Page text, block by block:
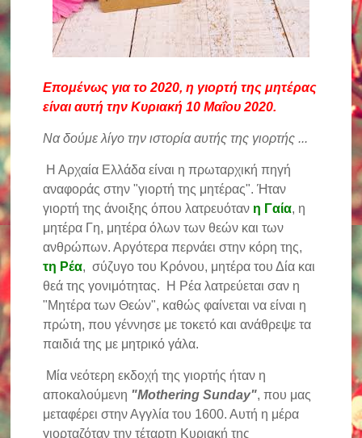
Επομένως για το 2020, η γιορτή της μητέρας
είναι αυτή την Κυριακή 10 Μαΐου 2020.
Να δούμε λίγο την ιστορία αυτής της γιορτής ...
Η Αρχαία Ελλάδα είναι η πρωταρχική πηγή
αναφοράς στην "γιορτή της μητέρας". Ήταν
γιορτή της άνοιξης όπου λατρευόταν η Γαία, η
μητέρα Γη, μητέρα όλων των θεών και των
ανθρώπων. Αργότερα περνάει στην κόρη της,
τη Ρέα, σύζυγο του Κρόνου, μητέρα του Δία και
θεά της γονιμότητας. Η Ρέα λατρεύεται σαν η
"Μητέρα των Θεών", καθώς φαίνεται να είναι η
πρώτη, που γέννησε με τοκετό και ανάθρεψε τα
παιδιά της με μητρικό γάλα.
Μία νεότερη εκδοχή της γιορτής ήταν η
αποκαλούμενη "Mothering Sunday", που μας
μεταφέρει στην Αγγλία του 1600. Αυτή η μέρα
γιορταζόταν την τέταρτη Κυριακή της